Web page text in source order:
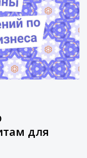
для